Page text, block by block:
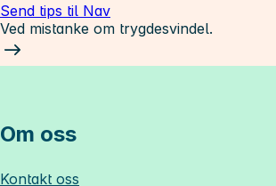
Send tips til Nav
Ved mistanke om trygdesvindel.
Om oss
Kontakt oss